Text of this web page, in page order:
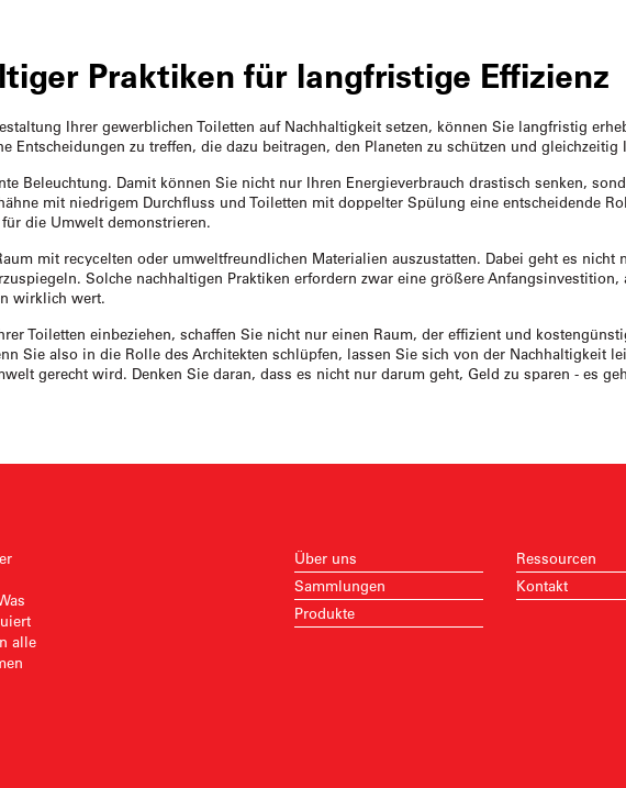
Praktiken für langfristige Effizienz
Ihrer gewerblichen Toiletten auf Nachhaltigkeit setzen, können Sie langfristig
Entscheidungen zu treffen, die dazu beitragen, den Planeten zu schützen und
Beleuchtung. Damit können Sie nicht nur Ihren Energieverbrauch drastisch senken,
mit niedrigem Durchfluss und Toiletten mit doppelter Spülung eine entscheidende
die Umwelt demonstrieren.
mit recycelten oder umweltfreundlichen Materialien auszustatten. Dabei geht es
Solche nachhaltigen Praktiken erfordern zwar eine größere
wirklich wert.
Toiletten einbeziehen, schaffen Sie nicht nur einen Raum, der effizient und
Sie also in die Rolle des Architekten schlüpfen, lassen Sie sich von der Nachhaltigkeit
gerecht wird. Denken Sie daran, dass es nicht nur darum geht, Geld zu sparen - es
alle
Über uns
Sammlungen
Produkte
Ressourcen
Kontakt